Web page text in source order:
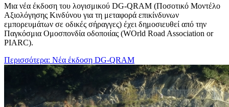
Μια νέα έκδοση του λογισμικού DG-QRAM (Ποσοτικό Μοντέλο
Αξιολόγησης Κινδύνου για τη μεταφορά επικίνδυνων
εμπορευμάτων σε οδικές σήραγγες) έχει δημοσιευθεί από την
Παγκόσμια Ομοσπονδία οδοποιίας (WOrld Road Association or
PIARC).
Περισσότερα: Νέα έκδοση DG-QRAM